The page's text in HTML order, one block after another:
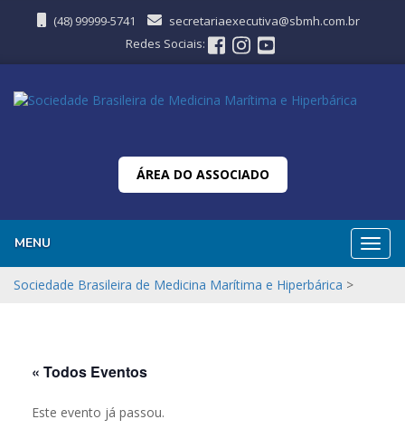
(48) 99999-5741
secretariaexecutiva@sbmh.com.br
Redes Sociais:
ÁREA DO ASSOCIADO
MENU
Sociedade Brasileira de Medicina Marítima e Hiperbárica >
« Todos Eventos
Este evento já passou.